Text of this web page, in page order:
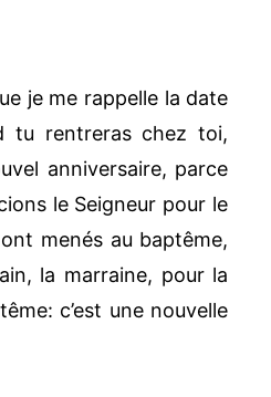
je me rappelle la date
tu rentreras chez toi,
anniversaire, parce
le Seigneur pour le
menés au baptême,
la marraine, pour la
c’est une nouvelle